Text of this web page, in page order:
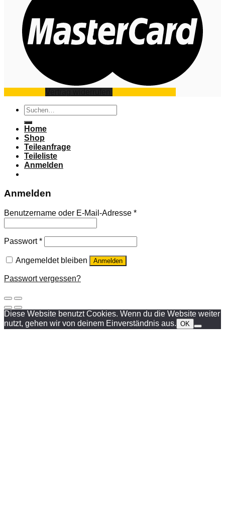
Suchen
nach:
Home
Shop
Teileanfrage
Teileliste
Anmelden
Anmelden
Benutzername oder E-Mail-Adresse *
Passwort*
Angemeldet bleiben Anmelden
Passwort vergessen?
Diese Website benutzt Cookies. Wenn du die Website weiter
nutzt, gehen wir von deinem Einverständnis aus. OK